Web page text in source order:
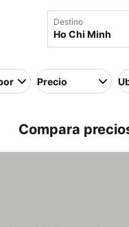
Destino
Precio
Compara